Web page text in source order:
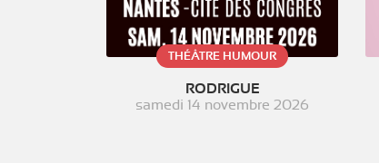
THÉÂTRE HUMOUR
RODRIGUE
samedi 14 novembre 2026